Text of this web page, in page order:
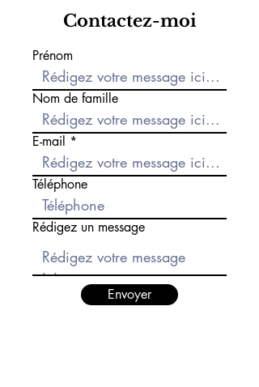
Contactez-moi
Prénom
Nom de famille
E-mail
Téléphone
Rédigez un message
Envoyer